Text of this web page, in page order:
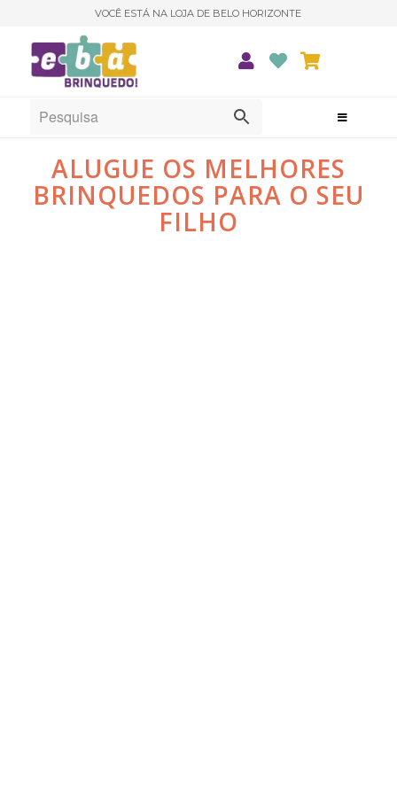
VOCÊ ESTÁ NA LOJA DE BELO HORIZONTE
ALUGUE OS MELHORES
BRINQUEDOS PARA O SEU
FILHO